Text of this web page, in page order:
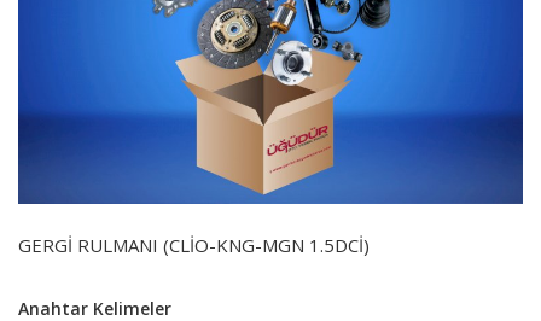
GERGİ RULMANI (CLİO-KNG-MGN 1.5DCİ)
Anahtar Kelimeler